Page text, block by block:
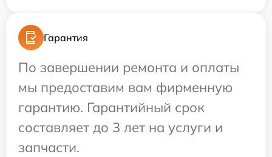
Гарантия
По завершении ремонта и оплаты
мы предоставим вам фирменную
гарантию. Гарантийный срок
составляет до 3 лет на услуги и
запчасти.